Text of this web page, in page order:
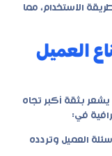
الاستخدام، مما
العميل
بثقة أكبر تجاه
في:
العميل وتردده